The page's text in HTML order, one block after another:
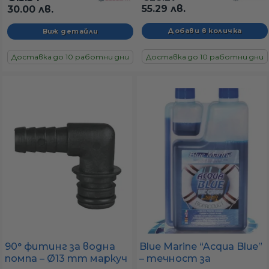
стандартни
накрайници
30.00 лв.
Виж детайли
Доставка до 10 работни дни
55.29 лв.
Доставка до 10 работни дни
90° фитинг за водна
помпа – Ø13 mm маркуч
Blue Marine “Acqua Blue”
– течност за